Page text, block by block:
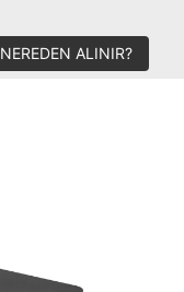
NEREDEN ALINIR?